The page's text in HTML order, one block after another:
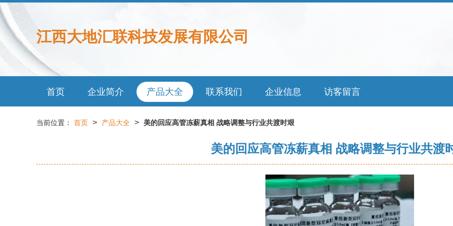
江西大地汇联科技发展有限公司
首页 企业简介 产品大全 联系我们 企业信息 访客留言
当前位置： 首页 > 产品大全 > 美的回应高管冻薪真相 战略调整与行业共渡时艰
美的回应高管冻薪真相 战略调整与行业共渡